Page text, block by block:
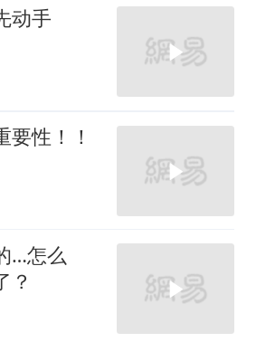
动手
性！！
…怎么
？